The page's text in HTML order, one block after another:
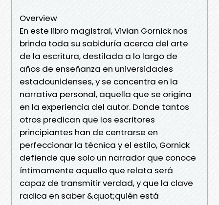
Overview
En este libro magistral, Vivian Gornick nos
brinda toda su sabiduría acerca del arte
de la escritura, destilada a lo largo de
años de enseñanza en universidades
estadounidenses, y se concentra en la
narrativa personal, aquella que se origina
en la experiencia del autor. Donde tantos
otros predican que los escritores
principiantes han de centrarse en
perfeccionar la técnica y el estilo, Gornick
defiende que solo un narrador que conoce
íntimamente aquello que relata será
capaz de transmitir verdad, y que la clave
radica en saber &quot;quién está